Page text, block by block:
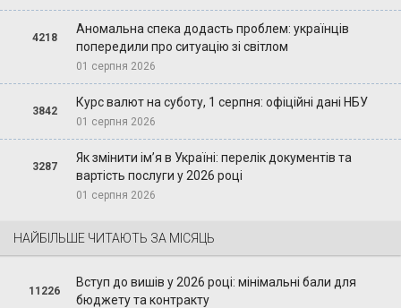
4218
Аномальна спека додасть проблем: українців
попередили про ситуацію зі світлом
01 серпня 2026
3842
Курс валют на суботу, 1 серпня: офіційні дані НБУ
01 серпня 2026
3287
Як змінити ім’я в Україні: перелік документів та
вартість послуги у 2026 році
01 серпня 2026
НАЙБІЛЬШЕ ЧИТАЮТЬ ЗА МІСЯЦЬ
11226
Вступ до вишів у 2026 році: мінімальні бали для
бюджету та контракту